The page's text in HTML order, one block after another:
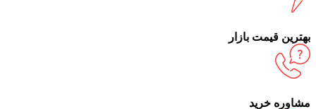
بهترین قیمت بازار
مشاوره خرید